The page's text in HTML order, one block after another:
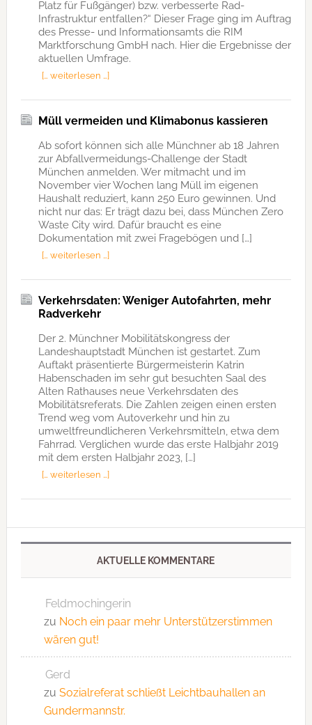
Platz für Fußgänger) bzw. verbesserte Rad-
Infrastruktur entfallen?“ Dieser Frage ging im Auftrag
des Presse- und Informationsamts die RIM
Marktforschung GmbH nach. Hier die Ergebnisse der
aktuellen Umfrage.
[… weiterlesen …]
Müll vermeiden und Klimabonus kassieren
Ab sofort können sich alle Münchner ab 18 Jahren
zur Abfallvermeidungs-Challenge der Stadt
München anmelden. Wer mitmacht und im
November vier Wochen lang Müll im eigenen
Haushalt reduziert, kann 250 Euro gewinnen. Und
nicht nur das: Er trägt dazu bei, dass München Zero
Waste City wird. Dafür braucht es eine
Dokumentation mit zwei Fragebögen und […]
[… weiterlesen …]
Verkehrsdaten: Weniger Autofahrten, mehr
Radverkehr
Der 2. Münchner Mobilitätskongress der
Landeshauptstadt München ist gestartet. Zum
Auftakt präsentierte Bürgermeisterin Katrin
Habenschaden im sehr gut besuchten Saal des
Alten Rathauses neue Verkehrsdaten des
Mobilitätsreferats. Die Zahlen zeigen einen ersten
Trend weg vom Autoverkehr und hin zu
umweltfreundlicheren Verkehrsmitteln, etwa dem
Fahrrad. Verglichen wurde das erste Halbjahr 2019
mit dem ersten Halbjahr 2023, […]
[… weiterlesen …]
AKTUELLE KOMMENTARE
Feldmochingerin
zu Noch ein paar mehr Unterstützerstimmen
wären gut!
Gerd
zu Sozialreferat schließt Leichtbauhallen an
Gundermannstr.